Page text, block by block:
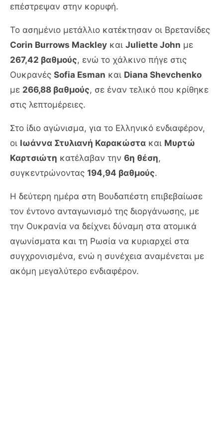
επέστρεψαν στην κορυφή.
Το ασημένιο μετάλλιο κατέκτησαν οι Βρετανίδες
Corin Burrows Mackley και Juliette John με
267,42 βαθμούς, ενώ το χάλκινο πήγε στις
Ουκρανές Sofia Esman και Diana Shevchenko
με 266,88 βαθμούς, σε έναν τελικό που κρίθηκε
στις λεπτομέρειες.
Στο ίδιο αγώνισμα, για το Ελληνικό ενδιαφέρον,
οι Ιωάννα Στυλιανή Καρακώστα και Μυρτώ
Καρτσιώτη κατέλαβαν την 6η θέση,
συγκεντρώνοντας 194,94 βαθμούς.
Η δεύτερη ημέρα στη Βουδαπέστη επιβεβαίωσε
τον έντονο ανταγωνισμό της διοργάνωσης, με
την Ουκρανία να δείχνει δύναμη στα ατομικά
αγωνίσματα και τη Ρωσία να κυριαρχεί στα
συγχρονισμένα, ενώ η συνέχεια αναμένεται με
ακόμη μεγαλύτερο ενδιαφέρον.